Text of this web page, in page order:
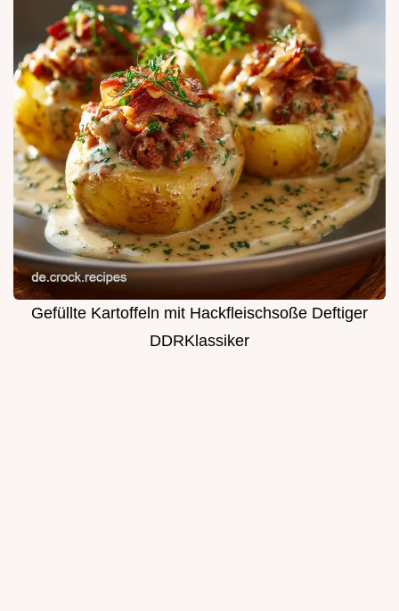
Gefüllte Kartoffeln mit Hackfleischsoße Deftiger
DDRKlassiker